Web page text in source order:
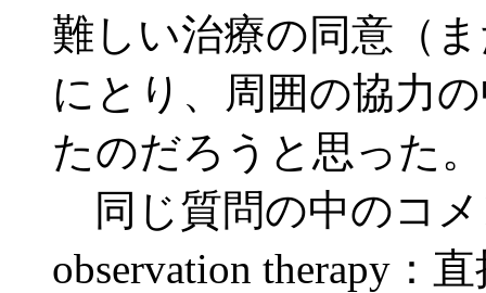
難しい治療の同意（
にとり、周囲の協力
たのだろうと思った。
同じ質問の中のコメ
observation therapy：